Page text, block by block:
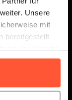
Unsere
mit
bereitgestellt